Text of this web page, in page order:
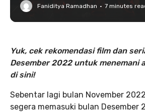
Faniditya Ramadhan · 7 minutes
Yuk, cek rekomendasi film dan
Desember 2022 untuk menemani
di sini!
Sebentar lagi bulan November
segera memasuki bulan Desember